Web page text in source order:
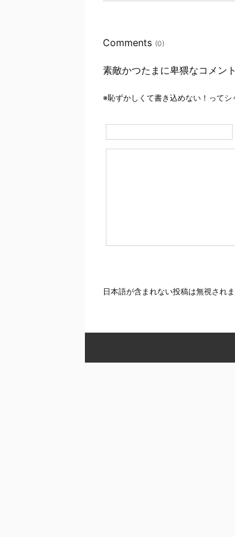
Comments (0)
素敵かつたまに卑猥なコメン
※恥ずかしくて書き込めない！ってシ
日本語が含まれない投稿は無視され